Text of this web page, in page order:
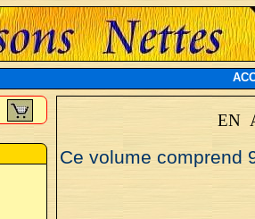
EN
Ce volume comprend